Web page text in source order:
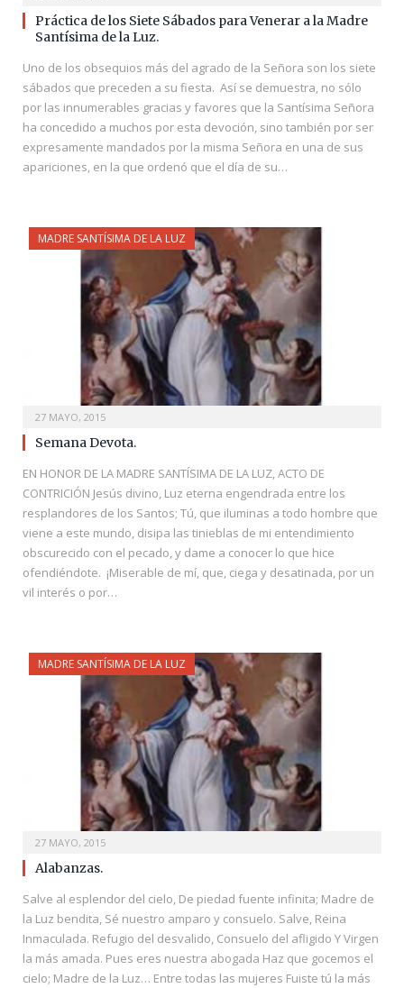
Práctica de los Siete Sábados para Venerar a la Madre
Santísima de la Luz.
Uno de los obsequios más del agrado de la Señora son los siete
sábados que preceden a su fiesta. Así se demuestra, no sólo
por las innumerables gracias y favores que la Santísima Señora
ha concedido a muchos por esta devoción, sino también por ser
expresamente mandados por la misma Señora en una de sus
apariciones, en la que ordenó que el día de su…
MADRE SANTÍSIMA DE LA LUZ
27 MAYO, 2015
Semana Devota.
EN HONOR DE LA MADRE SANTÍSIMA DE LA LUZ, ACTO DE
CONTRICIÓN Jesús divino, Luz eterna engendrada entre los
resplandores de los Santos; Tú, que iluminas a todo hombre que
viene a este mundo, disipa las tinieblas de mi entendimiento
obscurecido con el pecado, y dame a conocer lo que hice
ofendiéndote. ¡Miserable de mí, que, ciega y desatinada, por un
vil interés o por…
MADRE SANTÍSIMA DE LA LUZ
27 MAYO, 2015
Alabanzas.
Salve al esplendor del cielo, De piedad fuente infinita; Madre de
la Luz bendita, Sé nuestro amparo y consuelo. Salve, Reina
Inmaculada. Refugio del desvalido, Consuelo del afligido Y Virgen
la más amada. Pues eres nuestra abogada Haz que gocemos el
cielo; Madre de la Luz… Entre todas las mujeres Fuiste tú la más